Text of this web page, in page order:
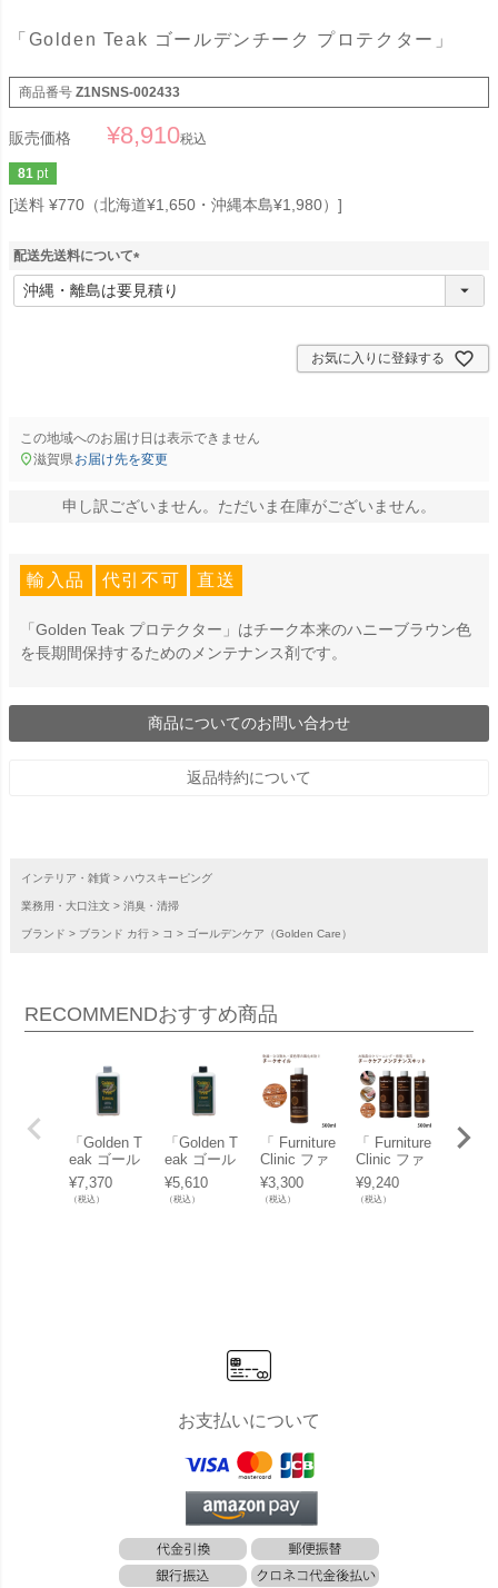
「Golden Teak ゴールデンチーク プロテクター」
商品番号 Z1NSNS-002433
販売価格 ¥8,910税込
81 pt
送料 ¥770（北海道¥1,650・沖縄本島¥1,980）
配送先送料について
(
必
お気に入りに登録する
この地域へのお届け日は表示できません
滋賀県お届け先を変更
申し訳ございません。ただいま在庫がございません。
輸入品 代引不可 直送
「Golden Teak プロテクター」はチーク本来のハニーブラウン色
を長期間保持するためのメンテナンス剤です。
商品についてのお問い合わせ
返品特約について
インテリア・雑貨 ハウスキーピング
業務用・大口注文 消臭・清掃
ブランド ブランド カ行 コ ゴールデンケア（Golden Care）
RECOMMENDおすすめ商品
「Golden T
eak ゴール
デンチーク
パティナイ
ザー」
¥7,370
（税込）
「Golden T
eak ゴール
デンチーク
クリーナ
ー」
¥5,610
（税込）
「 Furniture
Clinic ファ
ニチャーク
リニック チ
ークオイル
¥3,300
（税込）
「 Furniture
Clinic ファ
ニチャーク
リニック チ
ークケア メ
¥9,240
（税込）
「
お支払いについて